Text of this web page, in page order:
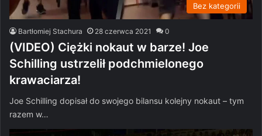
Bez kategorii
Bartłomiej Stachura 28 czerwca 2021 0
(VIDEO) Ciężki nokaut w barze! Joe
Schilling ustrzelił podchmielonego
krawaciarza!
Joe Schilling dopisał do swojego bilansu kolejny nokaut – tym
razem w…